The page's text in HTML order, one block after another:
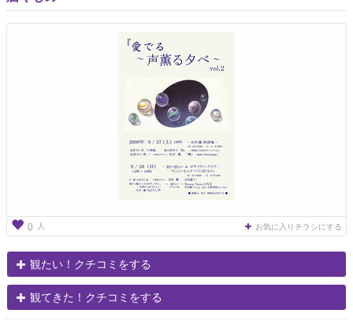
g
a
0 人 お気に入りチラシにする
観たい！クチコミをする
観てきた！クチコミをする